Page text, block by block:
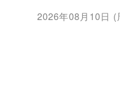
2026年08月10日 (